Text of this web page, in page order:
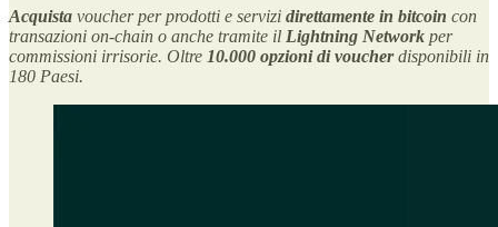
Acquista voucher per prodotti e servizi direttamente in bitcoin con
transazioni on-chain o anche tramite il Lightning Network per
commissioni irrisorie. Oltre 10.000 opzioni di voucherdisponibili in
180 Paesi.